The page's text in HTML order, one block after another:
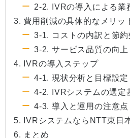
2-2. IVRの導入による業
3. 費用削減の具体的なメリッ
3-1. コストの内訳と節約
3-2. サービス品質の向上
4. IVRの導入ステップ
4-1. 現状分析と目標設定
4-2. IVRシステムの選定
4-3. 導入と運用の注意点
5. IVRシステムならNTT東日
6. まとめ